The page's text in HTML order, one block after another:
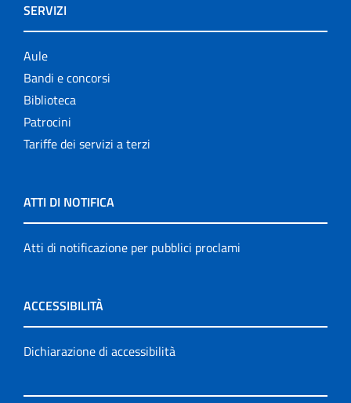
SERVIZI
Aule
Bandi e concorsi
Biblioteca
Patrocini
Tariffe dei servizi a terzi
ATTI DI NOTIFICA
Atti di notificazione per pubblici proclami
ACCESSIBILITÀ
Dichiarazione di accessibilità